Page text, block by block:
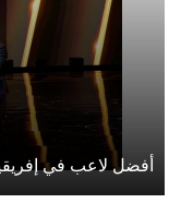
أفضل لاعب في إفريقيا